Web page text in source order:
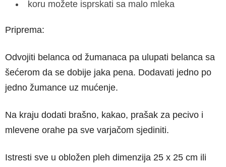
koru možete isprskati sa malo mleka
Priprema:
Odvojiti belanca od žumanaca pa ulupati belanca sa
šećerom da se dobije jaka pena. Dodavati jedno po
jedno žumance uz mućenje.
Na kraju dodati brašno, kakao, prašak za pecivo i
mlevene orahe pa sve varjačom sjediniti.
Istresti sve u obložen pleh dimenzija 25 x 25 cm ili